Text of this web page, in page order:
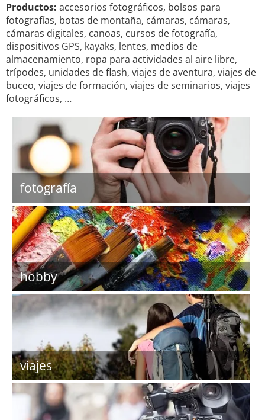
Productos: accesorios fotográficos, bolsos para
fotografías, botas de montaña, cámaras, cámaras,
cámaras digitales, canoas, cursos de fotografía,
dispositivos GPS, kayaks, lentes, medios de
almacenamiento, ropa para actividades al aire libre,
trípodes, unidades de flash, viajes de aventura, viajes de
buceo, viajes de formación, viajes de seminarios, viajes
fotográficos, …
fotografía
hobby
viajes